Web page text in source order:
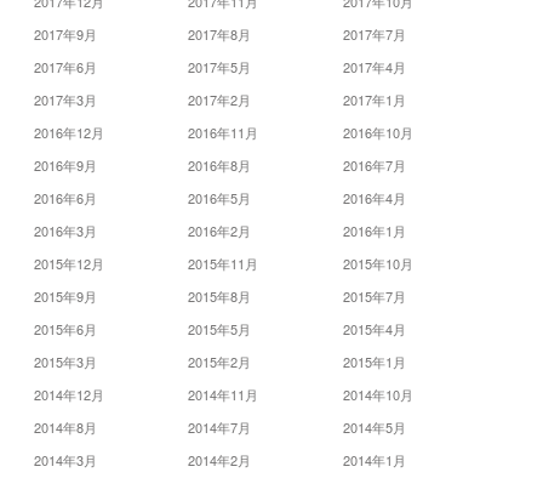
2017年9月
2017年8月
2017年7月
2017年6月
2017年5月
2017年4月
2017年3月
2017年2月
2017年1月
2016年12月
2016年11月
2016年10月
2016年9月
2016年8月
2016年7月
2016年6月
2016年5月
2016年4月
2016年3月
2016年2月
2016年1月
2015年12月
2015年11月
2015年10月
2015年9月
2015年8月
2015年7月
2015年6月
2015年5月
2015年4月
2015年3月
2015年2月
2015年1月
2014年12月
2014年11月
2014年10月
2014年8月
2014年7月
2014年5月
2014年3月
2014年2月
2014年1月